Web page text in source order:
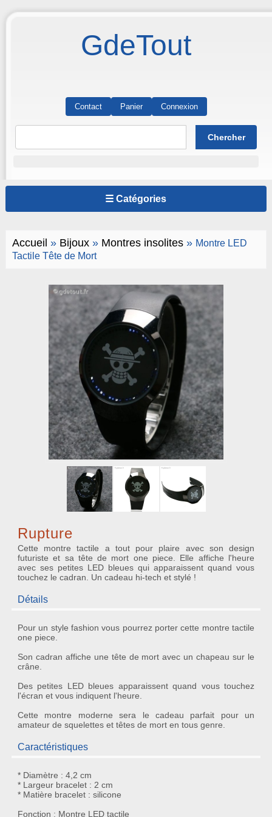
GdeTout
Contact Panier Connexion
☰ Catégories
Accueil » Bijoux» Montres insolites» Montre LED
Tactile Tête de Mort
Rupture
Cette montre tactile a tout pour plaire avec son design
futuriste et sa tête de mort one piece. Elle affiche l'heure
avec ses petites LED bleues qui apparaissent quand vous
touchez le cadran. Un cadeau hi-tech et stylé !
Détails
Pour un style fashion vous pourrez porter cette montre tactile
one piece
Son cadran affiche une tête de mort avec un chapeau sur le
crâne.
Des petites LED bleues apparaissent quand voustouchez
l'écran et vous indiquent l'heure.
Cette montre moderne sera le cadeau parfait pour un
amateur de squelettes et têtes de mort en tous genre.
Caractéristiques
* Diamètre : 4,2 cm
* Largeur bracelet : 2 cm
* Matière bracelet : silicone
Fonction : Montre LED tactile